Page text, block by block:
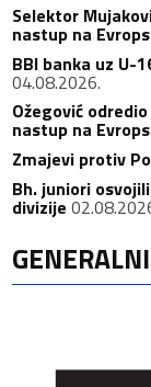
Selektor
nastup na
BBI banka uz U-
04.08.2026.
Ožegović
nastup na
Zmajevi protiv
Bh. juniori
divizije